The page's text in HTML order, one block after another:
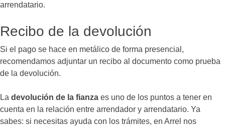
arrendatario.
Recibo de la devolución
Si el pago se hace en metálico de forma presencial,
recomendamos adjuntar un recibo al documento como prueba
de la devolución.
La devolución de la fianza es uno de los puntos a tener en
cuenta en la relación entre arrendador y arrendatario. Ya
sabes: si necesitas ayuda con los trámites, en Arrel nos